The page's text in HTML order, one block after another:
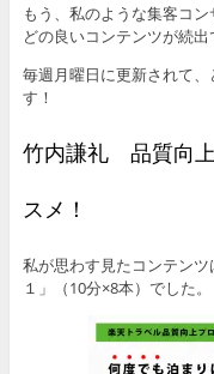
もう、私のような集客コ
どの良いコンテンツが続出
毎週月曜日に更新されて
す！
竹内謙礼 品質向
スメ！
私が思わす見たコンテン
１」（10分×8本）でした。